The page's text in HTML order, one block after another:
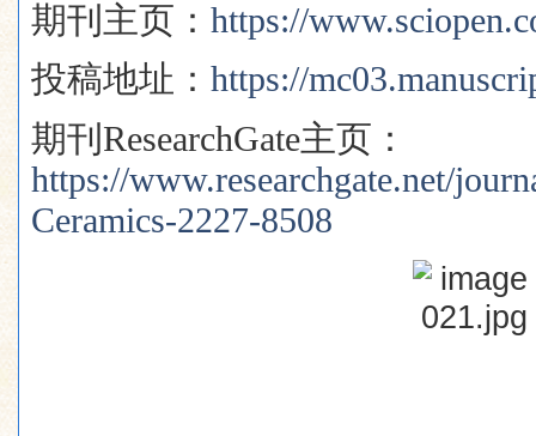
期刊主页： https://
投稿地址： https://
期刊 ResearchGate主页：
https://www.researchgate.net/
Ceramics-2227-8508